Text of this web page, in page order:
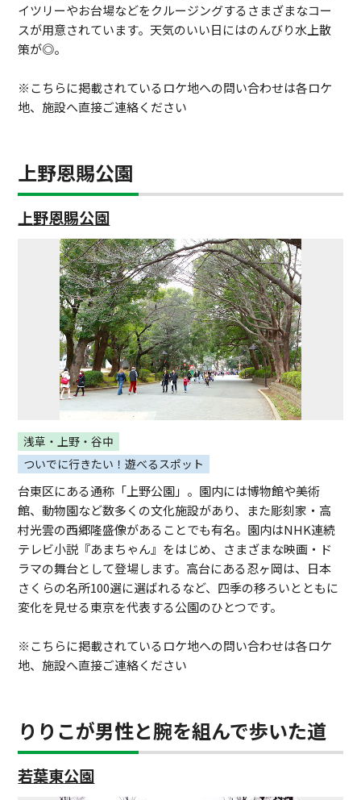
イツリーやお台場などをクルージングするさまざまなコー
スが用意されています。天気のいい日にはのんびり水上散
策が◎。
※こちらに掲載されているロケ地への問い合わせは各ロケ
地、施設へ直接ご連絡ください
上野恩賜公園
上野恩賜公園
浅草・上野・谷中
ついでに行きたい！遊べるスポット
台東区にある通称「上野公園」。園内には博物館や美術
館、動物園など数多くの文化施設があり、また彫刻家・高
村光雲の西郷隆盛像があることでも有名。園内はNHK連続
テレビ小説『あまちゃん』をはじめ、さまざまな映画・ド
ラマの舞台として登場します。高台にある忍ヶ岡は、日本
さくらの名所100選に選ばれるなど、四季の移ろいとともに
変化を見せる東京を代表する公園のひとつです。
※こちらに掲載されているロケ地への問い合わせは各ロケ
地、施設へ直接ご連絡ください
りりこが男性と腕を組んで歩いた道
若葉東公園